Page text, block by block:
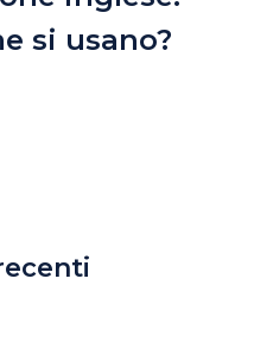
si usano?